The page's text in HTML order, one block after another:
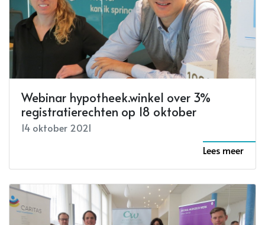
Webinar hypotheek.winkel over 3%
registratierechten op 18 oktober
14 oktober 2021
Lees meer